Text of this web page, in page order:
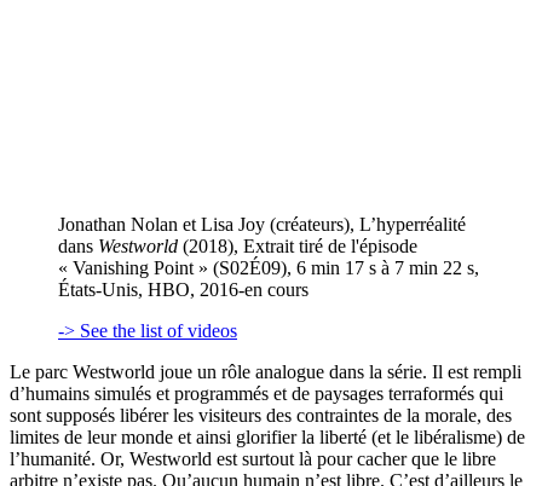
Jonathan Nolan et Lisa Joy (créateurs), L’hyperréalité
dans Westworld (2018), Extrait tiré de l'épisode
« Vanishing Point » (S02É09), 6 min 17 s à 7 min 22 s,
États-Unis, HBO, 2016-en cours
-> See the list of videos
Le parc Westworld joue un rôle analogue dans la série. Il est rempli
d’humains simulés et programmés et de paysages terraformés qui
sont supposés libérer les visiteurs des contraintes de la morale, des
limites de leur monde et ainsi glorifier la liberté (et le libéralisme) de
l’humanité. Or, Westworld est surtout là pour cacher que le libre
arbitre n’existe pas. Qu’aucun humain n’est libre. C’est d’ailleurs le